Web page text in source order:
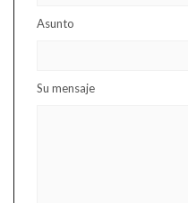
Asunto
Su mensaje